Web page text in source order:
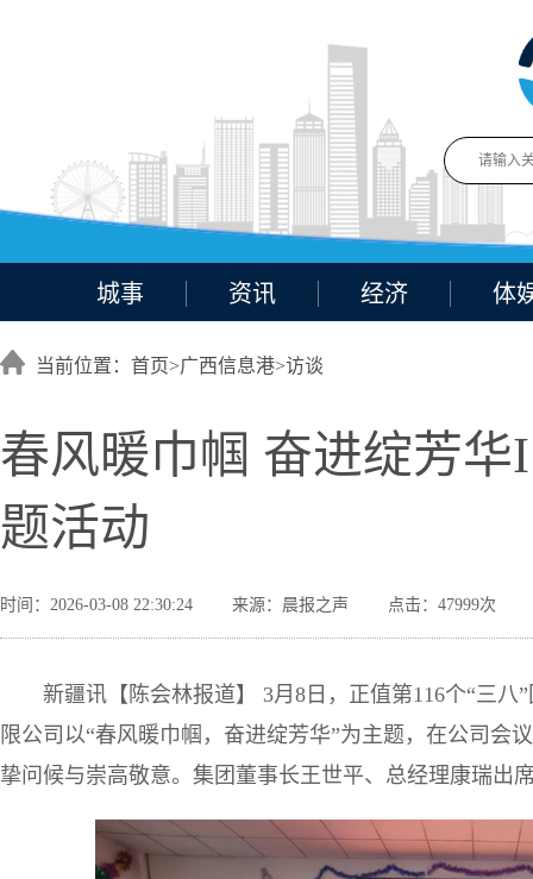
城事 资讯 经济 体
当前位置：首页>广西信息港>访谈
春风暖巾帼 奋进绽芳
题活动
时间：2026-03-08 22:30:24 来源：晨报之声 点击：47999次
新疆讯【陈会林报道】 3月8日，正值第116个“三
限公司以“春风暖巾帼，奋进绽芳华”为主题，在公司会
挚问候与崇高敬意。集团董事长王世平、总经理康瑞出